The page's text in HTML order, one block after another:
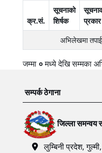
क्र.सं.
सूचनाको
शिर्षक
प्रकार
अभिलेखमा
जम्मा ०मध्येदेखिसम्मका
सम्पर्क ठेगाना
जिल्ला समन्वय
लुम्बिनी प्रदेश,